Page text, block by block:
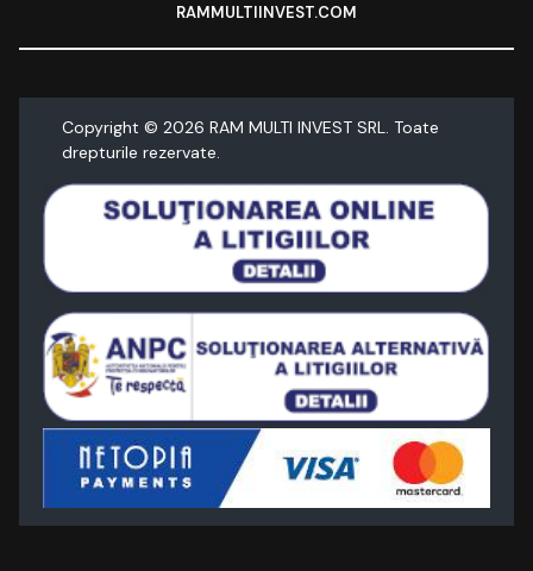
RAMMULTIINVEST.COM
Copyright © 2026 RAM MULTI INVEST SRL. Toate
drepturile rezervate.